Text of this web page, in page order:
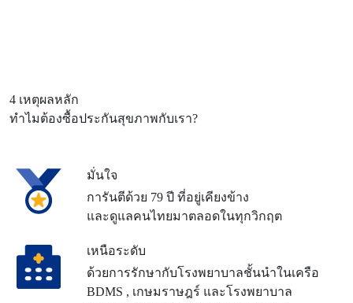
4 เหตุผลหลัก
ทำไมต้องซื้อประกันสุขภาพกับเรา?
มั่นใจ
การันตีด้วย 79 ปี ที่อยู่เคียงข้าง
และดูแลคนไทยมาตลอดในทุกวิกฤต
เหนือระดับ
ด้วยการรักษากับโรงพยาบาลชั้นนำในเครือ
BDMS , เกษมราษฎร์ และโรงพยาบาล